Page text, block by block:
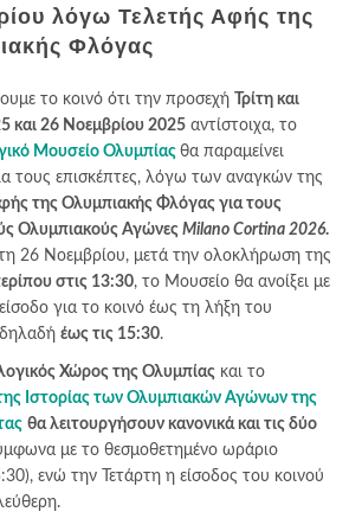
λόγω Τελετής Αφής της
Φλόγας
το κοινό ότι την προσεχή
Τρίτη και
και 26 Νοεμβρίου 2025 αντίστοιχα, το
Μουσείο Ολυμπίας θα παραμείνει
τους επισκέπτες, λόγω των αναγκών της
της Ολυμπιακής Φλόγας για τους
Ολυμπιακούς Αγώνες Milano Cortina 2026.
26 Νοεμβρίου, μετά την ολοκλήρωση της
στις 13:30, το Μουσείο θα ανοίξει με
για το κοινό έως τη λήξη του
έως τις 15:30.
Χώρος της Ολυμπίας και το
Ιστορίας των Ολυμπιακών Αγώνων της
θα λειτουργήσουν κανονικά και τις δύο
με το θεσμοθετημένο ωράριο
ενώ την Τετάρτη η είσοδος του κοινού